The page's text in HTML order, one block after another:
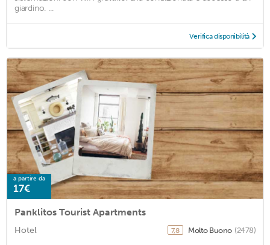
giardino. ...
Verifica disponibilità
a partire da
17€
Panklitos Tourist Apartments
Hotel 7,8 Molto Buono (2478)